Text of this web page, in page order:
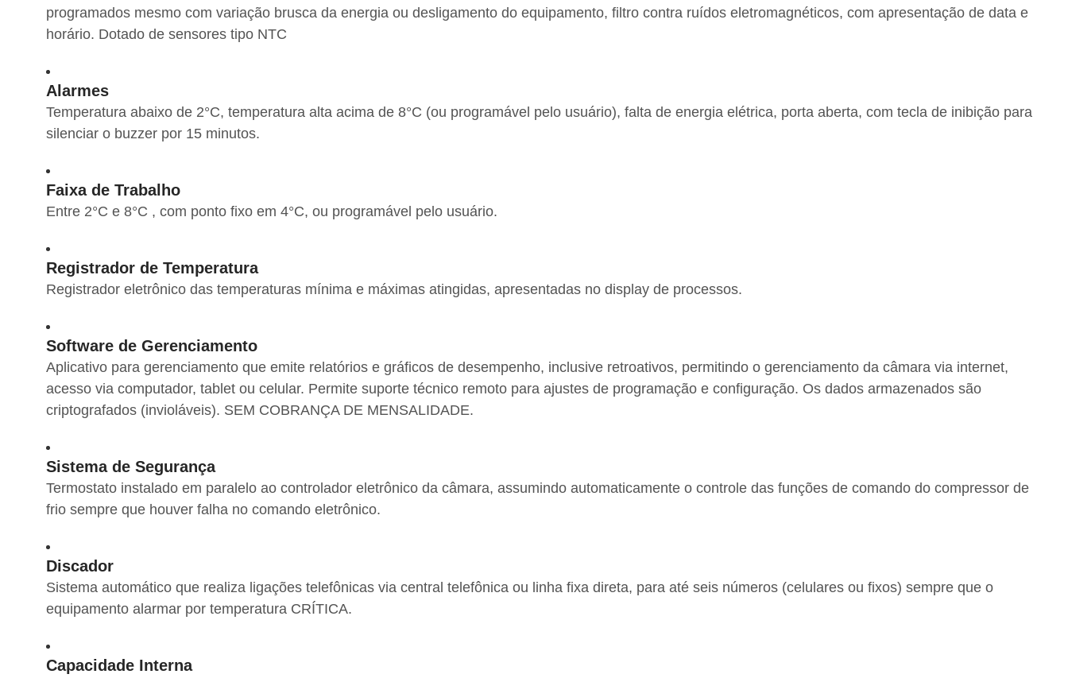
programados mesmo com variação brusca da energia ou desligamento do equipamento, filtro contra ruídos eletromagnéticos, com apresentação de data e
horário. Dotado de sensores tipo NTC
Alarmes
Temperatura abaixo de 2°C, temperatura alta acima de 8°C (ou programável pelo usuário), falta de energia elétrica, porta aberta, com tecla de inibição para
silenciar o buzzer por 15 minutos.
Faixa de Trabalho
Entre 2°C e 8°C , com ponto fixo em 4°C, ou programável pelo usuário.
Registrador de Temperatura
Registrador eletrônico das temperaturas mínima e máximas atingidas, apresentadas no display de processos.
Software de Gerenciamento
Aplicativo para gerenciamento que emite relatórios e gráficos de desempenho, inclusive retroativos, permitindo o gerenciamento da câmara via internet,
acesso via computador, tablet ou celular. Permite suporte técnico remoto para ajustes de programação e configuração. Os dados armazenados são
criptografados (invioláveis). SEM COBRANÇA DE MENSALIDADE.
Sistema de Segurança
Termostato instalado em paralelo ao controlador eletrônico da câmara, assumindo automaticamente o controle das funções de comando do compressor de
frio sempre que houver falha no comando eletrônico.
Discador
Sistema automático que realiza ligações telefônicas via central telefônica ou linha fixa direta, para até seis números (celulares ou fixos) sempre que o
equipamento alarmar por temperatura CRÍTICA.
Capacidade Interna